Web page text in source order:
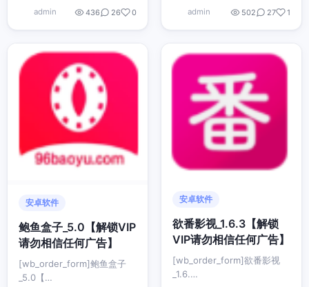
admin 436 26 0 admin 502 27 1
安卓软件
鲍鱼盒子_5.0【解锁VIP
请勿相信任何广告】
[wb_order_form]鲍鱼盒子
_5.0【…
安卓软件
欲番影视_1.6.3【解锁
VIP请勿相信任何广告】
[wb_order_form]欲番影视
_1.6.…